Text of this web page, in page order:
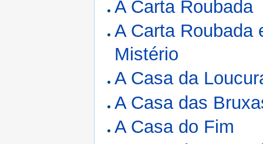
A Carta Roubada
A Carta Roubada
Mistério
A Casa da
A Casa das
A Casa do Fim